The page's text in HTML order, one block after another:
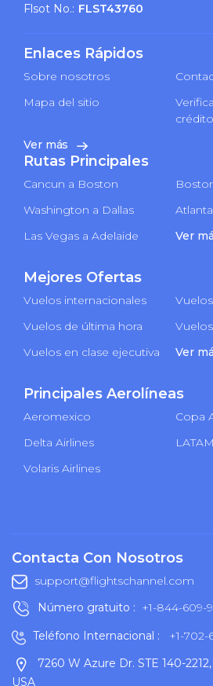
Flsot No.: FLST43760
Enlaces Rápidos
Sobre nosotros
Mapa del sitio
crédito
Ver más
Rutas Principales
Cancun a Boston
Washington a Dallas
Las Vegas a Adelaide
Ver
Mejores Ofertas
Vuelos internacionales
Vuelos de última hora
Vuelos en clase ejecutiva
Ver
Principales Aerolíneas
Aeromexico
Copa
Delta Airlines
Volaris Airlines
Contacta Con Nosotros
support@flightschannel.com
Número gratuito : +1-844-609-
Teléfono Internacional :
+1-702-
7260 W Azure Dr. STE 140-
USA